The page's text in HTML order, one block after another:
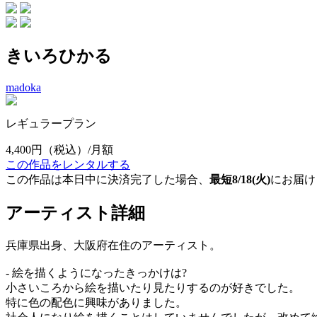
きいろひかる
madoka
レギュラープラン
4,400円
（税込）/月額
この作品をレンタルする
この作品は本日中に決済完了した場合、 最短8/18(火)にお届
アーティスト詳細
兵庫県出身、大阪府在住のアーティスト。
- 絵を描くようになったきっかけは?
小さいころから絵を描いたり見たりするのが好きでした。
特に色の配色に興味がありました。